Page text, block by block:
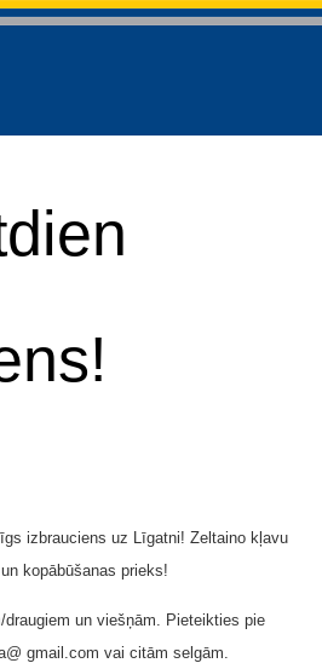
izbrauciens uz Līgatni! Zeltaino kļavu
kopābūšanas prieks!
un viešņām. Pieteikties pie
gmail.com vai citām selgām.